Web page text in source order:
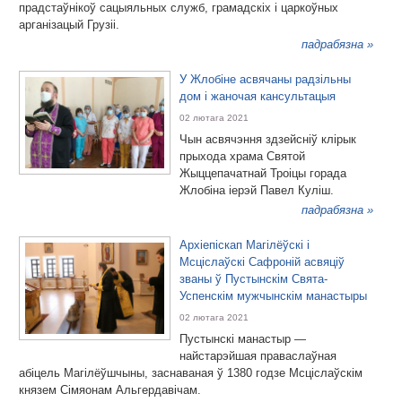
прадстаўнікоў сацыяльных служб, грамадскіх і царкоўных
арганізацый Грузіі.
падрабязна »
У Жлобіне асвячаны радзільны
дом і жаночая кансультацыя
02 лютага 2021
Чын асвячэння здзейсніў клірык
прыхода храма Святой
Жыццепачатнай Троіцы горада
Жлобіна іерэй Павел Куліш.
падрабязна »
Архіепіскап Магілёўскі і
Мсціслаўскі Сафроній асвяціў
званы ў Пустынскім Свята-
Успенскім мужчынскім манастыры
02 лютага 2021
Пустынскі манастыр —
найстарэйшая праваслаўная
абіцель Магілёўшчыны, заснаваная ў 1380 годзе Мсціслаўскім
князем Сімяонам Альгердавічам.